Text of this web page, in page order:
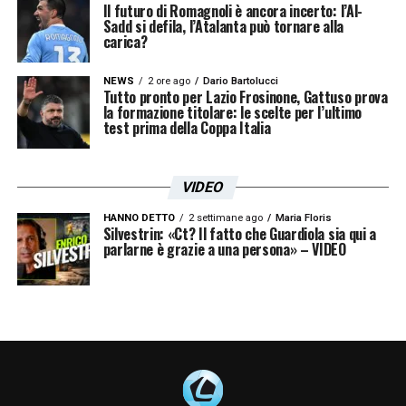
dubbi e indica il dischetto del rigore. Dagli
undici metri Jorginho spiazza il portiere e
realizza il suo quinto penalty in azzurro. Il
primo tempo termina con una punizione
battuta da Insigne e il colpo di testa di Acerbi
La ripresa si apre con un destro di Barella,
servito da Bernardeschi, che si perde a lato.
E all’8’ un tiro di Insigne deviato in angolo. La
non riesce invece a trovare il bandolo della
Il futuro di Romagnoli è ancora incerto: l’Al-
Sadd si defila, l’Atalanta può tornare alla
carica?
NEWS 2 ore ago Dario Bartolucci
Tutto pronto per Lazio Frosinone, Gattuso prova
la formazione titolare: le scelte per l’ultimo
test prima della Coppa Italia
VIDEO
HANNO DETTO 2 settimane ago Maria Floris
Silvestrin: «Ct? Il fatto che Guardiola sia qui a
parlarne è grazie a una persona» – VIDEO